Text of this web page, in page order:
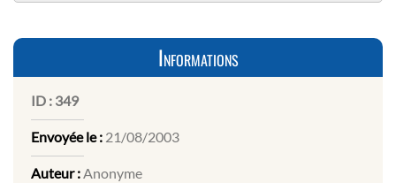
Informations
ID : 349
Envoyée le : 21/08/2003
Auteur :Anonyme